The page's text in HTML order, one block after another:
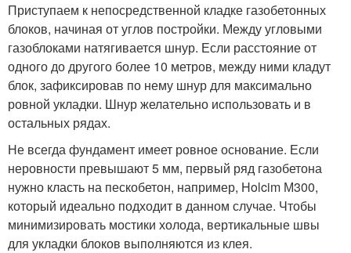
Приступаем к непосредственной кладке газобетонных
блоков, начиная от углов постройки. Между угловыми
газоблоками натягивается шнур. Если расстояние от
одного до другого более 10 метров, между ними кладут
блок, зафиксировав по нему шнур для максимально
ровной укладки. Шнур желательно использовать и в
остальных рядах.
Не всегда фундамент имеет ровное основание. Если
неровности превышают 5 мм, первый ряд газобетона
нужно класть на пескобетон, например, Holcim М300,
который идеально подходит в данном случае. Чтобы
минимизировать мостики холода, вертикальные швы
для укладки блоков выполняются из клея.